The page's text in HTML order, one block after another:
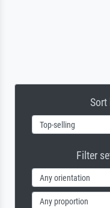
Sort
Filter